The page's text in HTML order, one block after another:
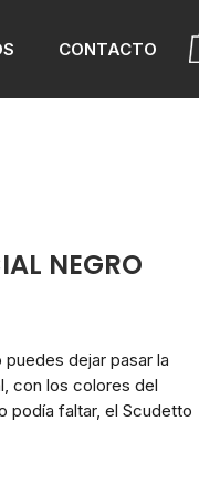
CONTACTO
NEGRO
dejar pasar la
con los colores del
podía faltar, el Scudetto